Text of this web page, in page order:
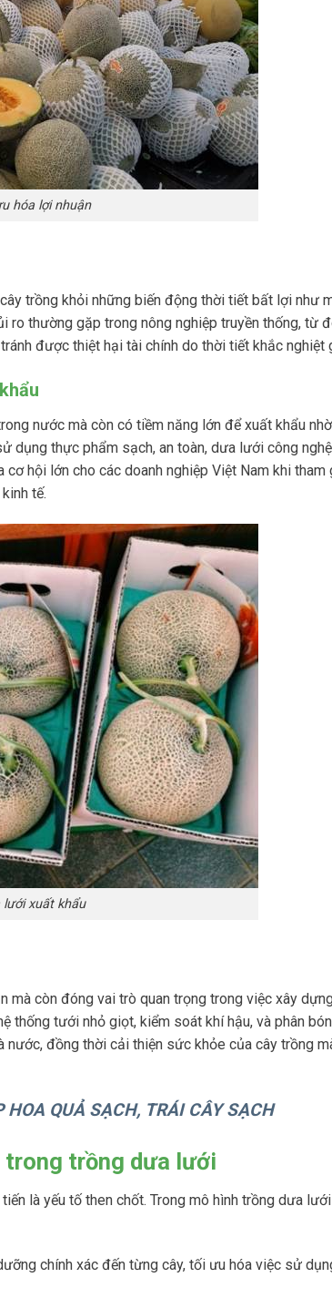
hóa lợi nhuận
trồng khỏi những biến động thời tiết bất lợi như
ro thường gặp trong nông nghiệp truyền thống, từ
được thiệt hại tài chính do thời tiết khắc nghiệt
nước mà còn có tiềm năng lớn để xuất khẩu
dụng thực phẩm sạch, an toàn, dưa lưới công
hội lớn cho các doanh nghiệp Việt Nam khi tham
tế.
lưới xuất khẩu
còn đóng vai trò quan trọng trong việc xây
thống tưới nhỏ giọt, kiểm soát khí hậu, và phân
đồng thời cải thiện sức khỏe của cây trồng
QUẢ SẠCH, TRÁI CÂY SẠCH
trồng dưa lưới
là yếu tố then chốt. Trong mô hình trồng dưa
chính xác đến từng cây, tối ưu hóa việc sử